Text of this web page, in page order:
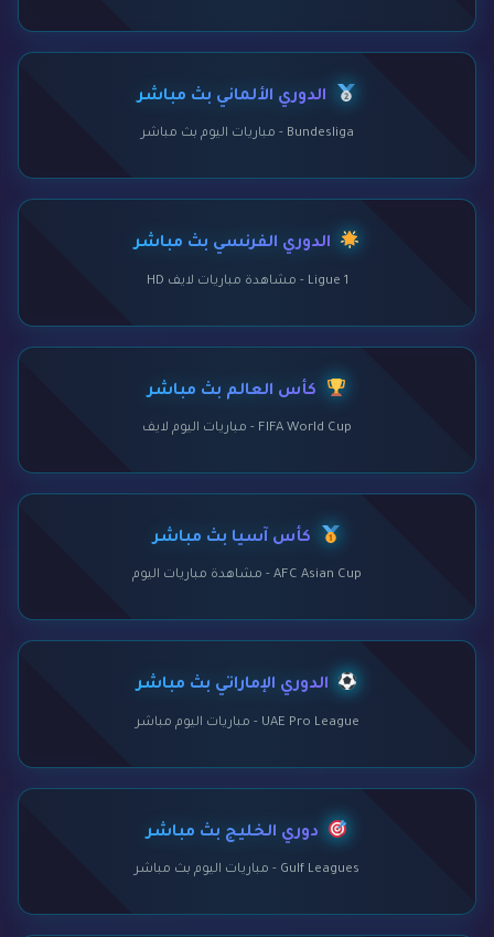
الدوري الألماني بث مباشر
Bundesliga - مباريات اليوم بث مباشر
الدوري الفرنسي بث مباشر
Ligue 1 - مشاهدة مباريات لايف HD
كأس العالم بث مباشر
FIFA World Cup - مباريات اليوم لايف
كأس آسيا بث مباشر
AFC Asian Cup - مشاهدة مباريات اليوم
الدوري الإماراتي بث مباشر
UAE Pro League - مباريات اليوم مباشر
دوري الخليج بث مباشر
Gulf Leagues - مباريات اليوم بث مباشر